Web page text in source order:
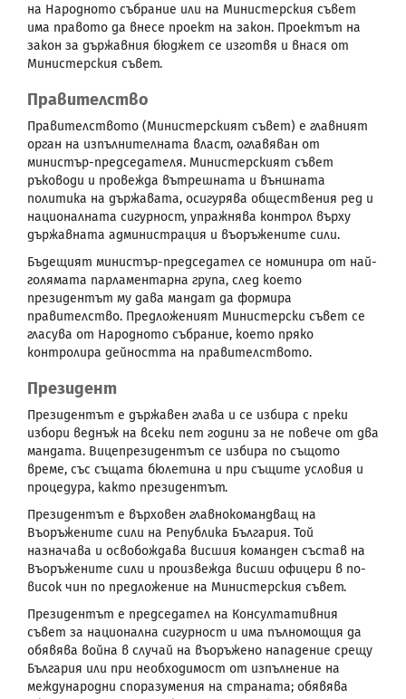
на Народното събрание или на Министерския съвет
има правото да внесе проект на закон. Проектът на
закон за държавния бюджет се изготвя и внася от
Министерския съвет.
Правителство
Правителството (Министерският съвет) е главният
орган на изпълнителната власт, оглавяван от
министър-председателя. Министерският съвет
ръководи и провежда вътрешната и външната
политика на държавата, осигурява обществения ред и
националната сигурност, упражнява контрол върху
държавната администрация и въоръжените сили.
Бъдещият министър-председател се номинира от най-
голямата парламентарна група, след което
президентът му дава мандат да формира
правителство. Предложеният Министерски съвет се
гласува от Народното събрание, което пряко
контролира дейността на правителството.
Президент
Президентът е държавен глава и се избира с преки
избори веднъж на всеки пет години за не повече от два
мандата. Вицепрезидентът се избира по същото
време, със същата бюлетина и при същите условия и
процедура, както президентът.
Президентът е върховен главнокомандващ на
Въоръжените сили на Република България. Той
назначава и освобождава висшия команден състав на
Въоръжените сили и произвежда висши офицери в по-
висок чин по предложение на Министерския съвет.
Президентът е председател на Консултативния
съвет за национална сигурност и има пълномощия да
обявява война в случай на въоръжено нападение срещу
България или при необходимост от изпълнение на
международни споразумения на страната; обявява